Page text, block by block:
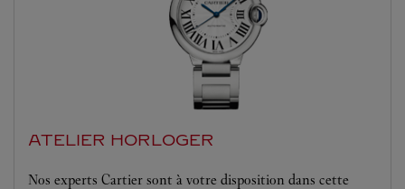
ATELIER HORLOGER
Nos experts Cartier sont à votre disposition dans cette